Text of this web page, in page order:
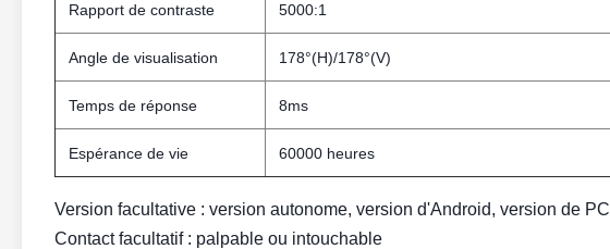
Rapport de contraste 5000:1
Angle de visualisation 178°(H)/178°(V)
Temps de réponse 8ms
Espérance de vie 60000 heures
Version facultative : version autonome, version d'Android, version de PC
Contact facultatif : palpable ou intouchable